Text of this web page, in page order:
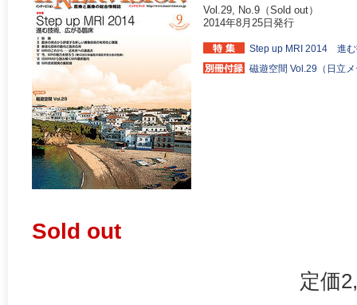
Vol.29, No.9（Sold out）
2014年8月25日発行
Step up MRI 2014 進む
磁遊空間 Vol.29（日立
Sold out
定価